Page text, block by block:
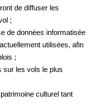
de diffuser les
;
de données informatisée
utilisées, afin
;
sur les vols le plus
culturel tant